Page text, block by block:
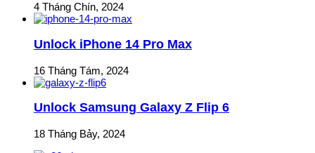
4 Tháng Chín, 2024
Unlock iPhone 14 Pro Max
16 Tháng Tám, 2024
Unlock Samsung Galaxy Z Flip 6
18 Tháng Bảy, 2024